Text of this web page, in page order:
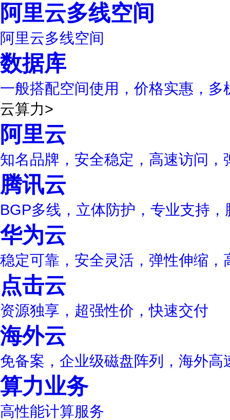
阿里云多线空间
阿里云多线空间
数据库
一般搭配空间使用，价格实惠，多
云算力>
阿里云
知名品牌，安全稳定，高速访问，
腾讯云
BGP多线，立体防护，专业支持，
华为云
稳定可靠，安全灵活，弹性伸缩，
点击云
资源独享，超强性价，快速交付
海外云
免备案，企业级磁盘阵列，海外高
算力业务
高性能计算服务